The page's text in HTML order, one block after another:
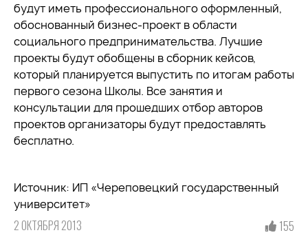
будут иметь профессионального оформленный,
обоснованный бизнес-проект в области
социального предпринимательства. Лучшие
проекты будут обобщены в сборник кейсов,
который планируется выпустить по итогам работы
первого сезона Школы. Все занятия и
консультации для прошедших отбор авторов
проектов организаторы будут предоставлять
бесплатно.
Источник: ИП «Череповецкий государственный
университет»
2 ОКТЯБРЯ 2013 155